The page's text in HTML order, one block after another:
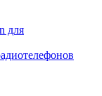
для